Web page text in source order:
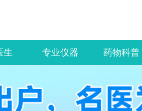
生 专业仪器 药物科普